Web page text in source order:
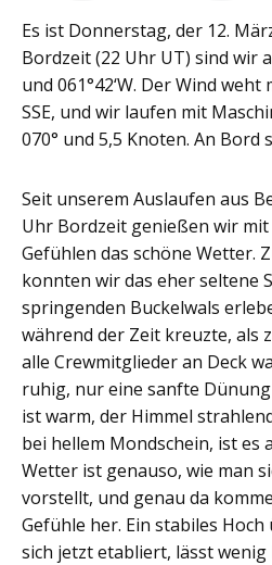
Es ist Donnerstag, der 12.
Bordzeit (22 Uhr UT) sind wir
und 061°42‘W. Der Wind
SSE, und wir laufen mit
070° und 5,5 Knoten. An Bord
Seit unserem Auslaufen aus
Uhr Bordzeit genießen wir
Gefühlen das schöne Wetter.
konnten wir das eher seltene
springenden Buckelwals
während der Zeit kreuzte, als
alle Crewmitglieder an Deck
ruhig, nur eine sanfte Dünung
ist warm, der Himmel
bei hellem Mondschein, ist es
Wetter ist genauso, wie man
vorstellt, und genau da
Gefühle her. Ein stabiles
sich jetzt etabliert, lässt